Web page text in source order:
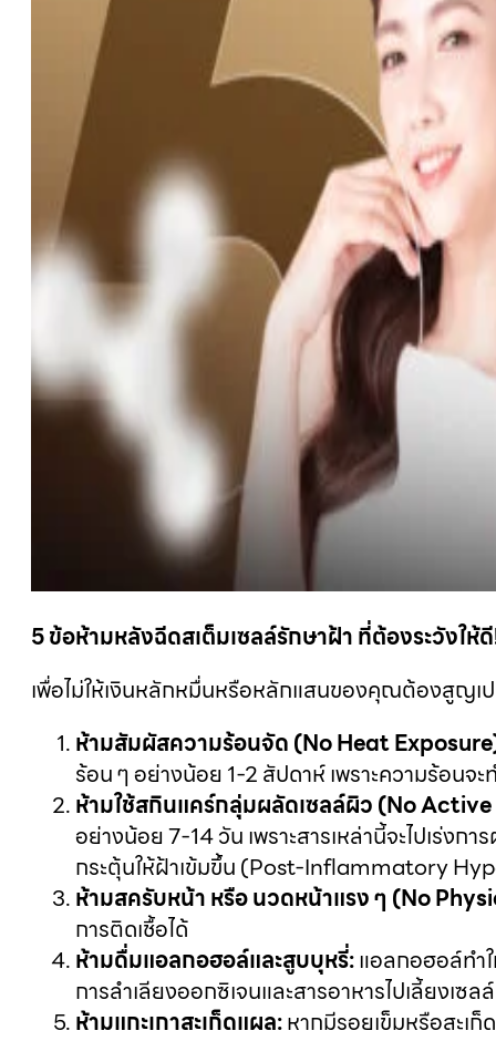
5 ข้อห้ามหลังฉีดสเต็มเซลล์รักษาฝ้า ที่ต้องระวังให้
เพื่อไม่ให้เงินหลักหมื่นหรือหลักแสนของคุณต้องสูญเ
ห้ามสัมผัสความร้อนจัด (No Heat
ร้อน ๆ อย่างน้อย 1-2 สัปดาห์ เพราะความร้อนจ
ห้ามใช้สกินแคร์กลุ่มผลัดเซลล์ผิว (No
อย่างน้อย 7-14 วัน เพราะสารเหล่านี้จะไปเร่งก
กระตุ้นให้ฝ้าเข้มขึ้น (Post-Inflammatory
ห้ามสครับหน้า หรือ นวดหน้าแรง ๆ (No
การติดเชื้อได้
ห้ามดื่มแอลกอฮอล์และสูบบุหรี่:แอลกอฮอล์ทำ
การลำเลียงออกซิเจนและสารอาหารไปเลี้ยงเซ
ห้ามแกะเกาสะเก็ดแผล:หากมีรอยเข็มหรือสะเ